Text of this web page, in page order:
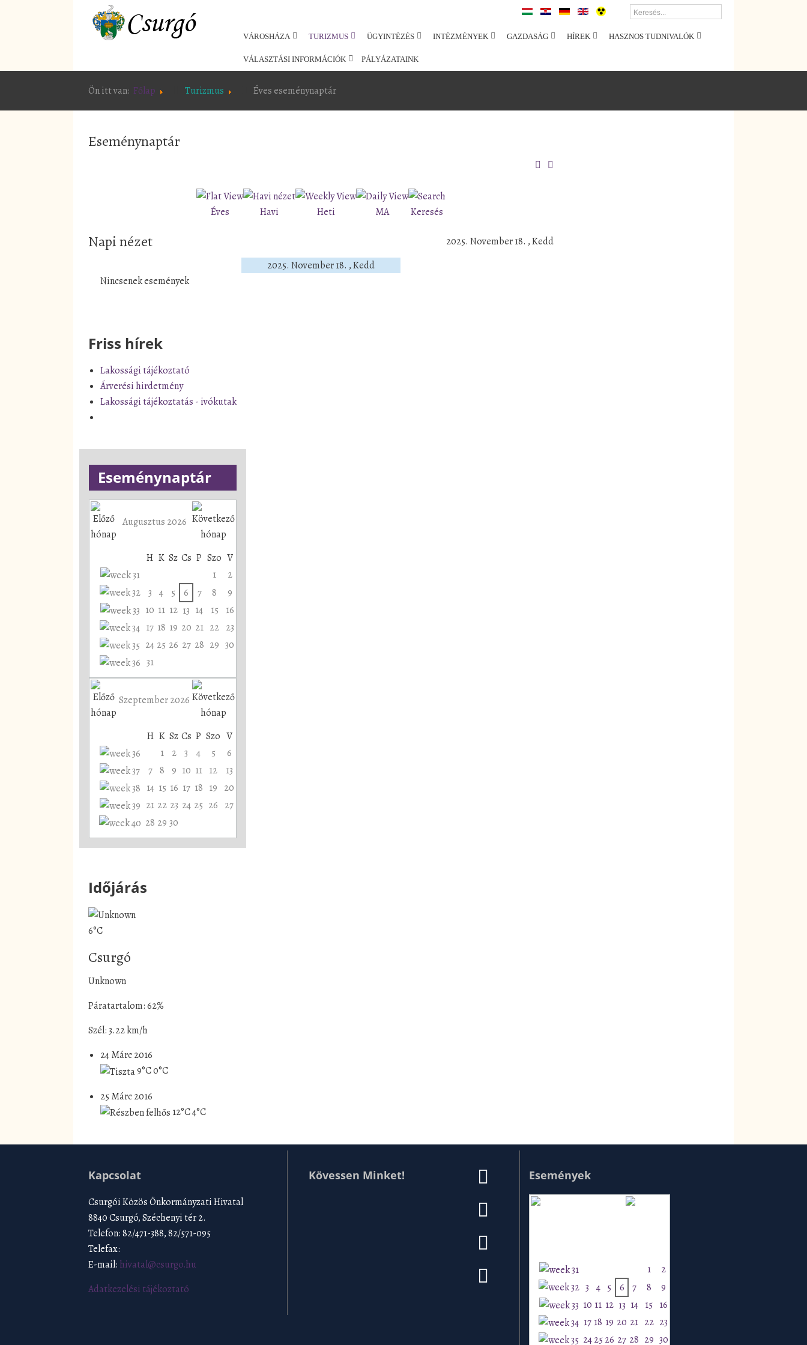
VÁROSHÁZA TURIZMUS ÜGYINTÉZÉS INTÉZMÉNYEK GAZDASÁG HÍREK HASZNOS TUDNIVALÓK
VÁLASZTÁSI INFORMÁCIÓK PÁLYÁZATAINK
Ön itt van: Főlap Turizmus Éves eseménynaptár
Eseménynaptár
Éves Havi Heti MA Keresés
Napi nézet
2025. November 18. , Kedd
2025. November 18. , Kedd
Nincsenek események
Friss hírek
Lakossági tájékoztató
Árverési hirdetmény
Lakossági tájékoztatás - ivókutak
Eseménynaptár
Augusztus 2026
H K Sz Cs P Szo V
1
2
3 4 5 6 7 8
9
10 11 12 13 14 15
16
17 18 19 20 21 22 23
24 25 26 27 28 29 30
31
Szeptember 2026
H K Sz Cs P Szo V
1
2 3 4 5
6
7 8 9 10 11 12
13
14 15 16 17 18 19 20
21 22 23 24 25 26 27
28 29 30
Időjárás
6°C
Csurgó
Unknown
Páratartalom: 62%
Szél: 3.22 km/h
24 Márc 2016
9°C0°C
25 Márc 2016
12°C4°C
Kapcsolat
Csurgói Közös Önkormányzati Hivatal
8840 Csurgó, Széchenyi tér 2.
Telefon: 82/471-388, 82/571-095
Telefax:
E-mail: hivatal@csurgo.hu
Adatkezelési tájékoztató
Kövessen Minket! Események
1
2
3 4 5 6 7 8
9
10 11 12 13 14 15 16
17 18 19 20 21 22 23
242526 27 28 29 30